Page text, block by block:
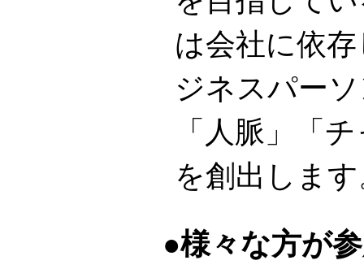
は会社に依
ジネスパー
「人脈」「
を創出しま
様々な方が